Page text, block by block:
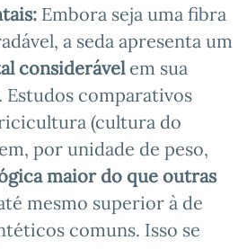
Embora seja uma fibra
a seda apresenta um
considerávelem sua
comparativos
(cultura do
por unidade de peso,
maior do que outras
mesmo superior à de
comuns. Isso se